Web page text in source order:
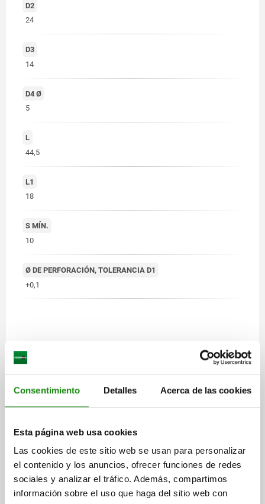
Consentimiento Detalles Acerca de las cookies
Esta página web usa cookies
Las cookies de este sitio web se usan para personalizar
el contenido y los anuncios, ofrecer funciones de redes
sociales y analizar el tráfico. Además, compartimos
información sobre el uso que haga del sitio web con
D2
24
D3
14
D4 Ø
5
L
44,5
L1
18
S MÍN.
10
Ø DE PERFORACIÓN, TOLERANCIA D1
+0,1